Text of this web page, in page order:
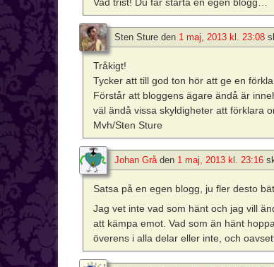
Sten Sture den 1 maj, 2013 kl. 23:08
Tråkigt!
Tycker att till god ton hör att ge en
Förstår att bloggens ägare ändå är
väl ändå vissa skyldigheter att förklara
Mvh/Sten Sture
Johan Grå den 1 maj, 2013 kl. 23:16
Satsa på en egen blogg, ju fler desto
Jag vet inte vad som hänt och jag vill
att kämpa emot. Vad som än hänt
överens i alla delar eller inte, och